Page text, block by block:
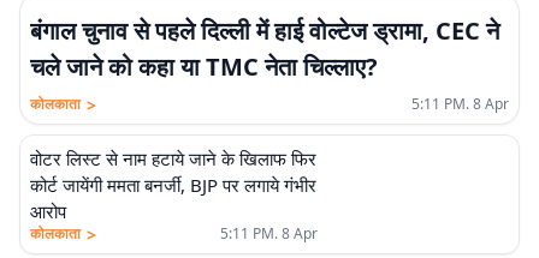
बंगाल चुनाव से पहले दिल्ली में हाई वोल्टेज ड्रामा, CEC ने
चले जाने को कहा या TMC नेता चिल्लाए?
कोलकाता > 5:11 PM. 8 Apr
वोटर लिस्ट से नाम हटाये जाने के खिलाफ फिर
कोर्ट जायेंगी ममता बनर्जी, BJP पर लगाये गंभीर
आरोप
कोलकाता > 5:11 PM. 8 Apr